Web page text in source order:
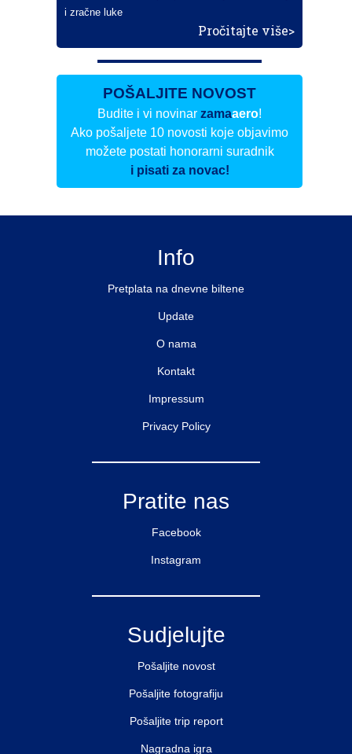
i zračne luke
Pročitajte više>
POŠALJITE NOVOST
Budite i vi novinar zamaaero!
Ako pošaljete 10 novosti koje objavimo
možete postati honorarni suradnik
i pisati za novac!
Info
Pretplata na dnevne biltene
Update
O nama
Kontakt
Impressum
Privacy Policy
Pratite nas
Facebook
Instagram
Sudjelujte
Pošaljite novost
Pošaljite fotografiju
Pošaljite trip report
Nagradna igra